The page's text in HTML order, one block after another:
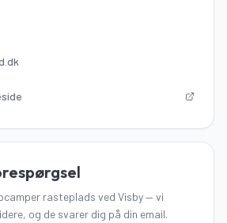
rasteplads ved Visby— vi
og de svarer dig på din email.